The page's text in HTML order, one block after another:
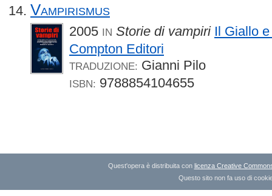
Vampirismus
2005 IN Storie di vampiri Il Giallo
Compton Editori
TRADUZIONE: Gianni Pilo
ISBN: 9788854104655
Quest'opera è distribuita con licenza Creative
Questo sito non fa uso di